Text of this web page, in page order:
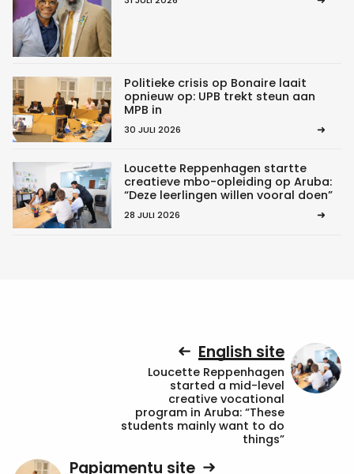
Politieke crisis op Bonaire laait
opnieuw op: UPB trekt steun aan
MPB in
30 JULI 2026
Loucette Reppenhagen startte
creatieve mbo-opleiding op Aruba:
“Deze leerlingen willen vooral doen”
28 JULI 2026
English site
Loucette Reppenhagen
started a mid-level
creative vocational
program in Aruba: “These
students mainly want to do
things”
Papiamentu site